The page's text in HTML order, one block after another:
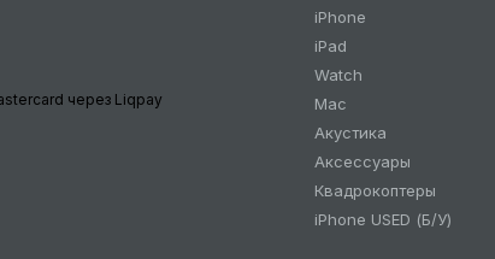
iPhone
iPad
Watch
Mac
Акустика
Аксессуары
Квадрокоптеры
iPhone USED (Б/У)